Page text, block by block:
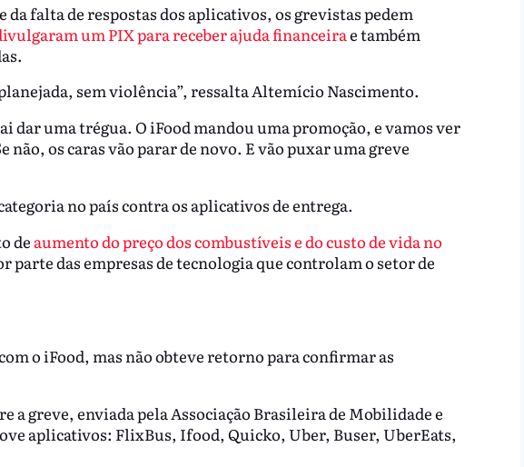
falta de respostas dos aplicativos, os grevistas pedem
um PIX para receber ajuda financeirae também
sem violência”, ressalta Altemício Nascimento.
dar uma trégua. O iFood mandou uma promoção, e vamos ver
não, os caras vão parar de novo. E vão puxar uma greve
no país contra os aplicativos de entrega.
de aumento do preço dos combustíveis e do custo de vida no
parte das empresas de tecnologia que controlam o setor de
o iFood, mas não obteve retorno para confirmar as
a greve, enviada pela Associação Brasileira de Mobilidade e
aplicativos: FlixBus, Ifood, Quicko, Uber, Buser, UberEats,